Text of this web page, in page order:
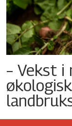
– Vekst i